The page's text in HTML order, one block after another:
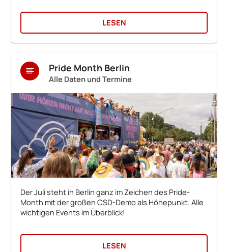
LESEN
Pride Month Berlin
Alle Daten und Termine
Der Juli steht in Berlin ganz im Zeichen des Pride-
Month mit der großen CSD-Demo als Höhepunkt. Alle
wichtigen Events im Überblick!
LESEN